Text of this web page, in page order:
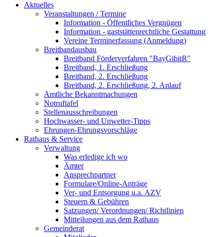
Aktuelles
Veranstaltungen / Termine
Information - Öffentliches Vergnügen
Information - gaststättenrechtliche Gestattung
Vereine Terminerfassung (Anmeldung)
Breitbandausbau
Breitband Förderverfahren "BayGibitR"
Breitband, 1. Erschließung
Breitband, 2. Erschließung
Breitband, 2. Erschließung, 2. Anlauf
Amtliche Bekanntmachungen
Notruftafel
Stellenausschreibungen
Hochwasser- und Unwetter-Tipps
Ehrungen-Ehrungsvorschläge
Rathaus & Service
Verwaltung
Was erledige ich wo
Ämter
Ansprechpartner
Formulare/Online-Anträge
Ver- und Entsorgung u.a. AZV
Steuern & Gebühren
Satzungen/ Verordnungen/ Richtlinien
Mitteilungen aus dem Rathaus
Gemeinderat